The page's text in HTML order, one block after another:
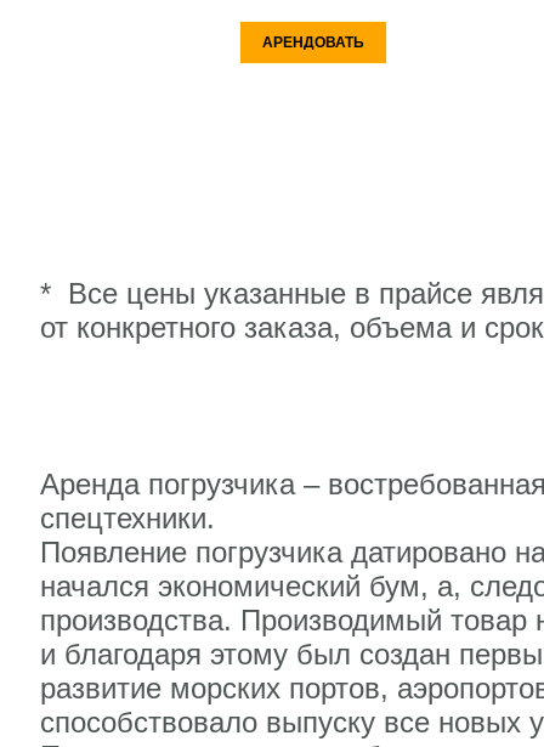
АРЕНДОВАТЬ
* Все цены указанные в прайсе
от конкретного заказа, объема и
Аренда погрузчика –
спецтехники.
Появление погрузчика датировано
начался экономический бум, а,
производства. Производимый
и благодаря этому был создан
развитие морских портов,
способствовало выпуску все новых